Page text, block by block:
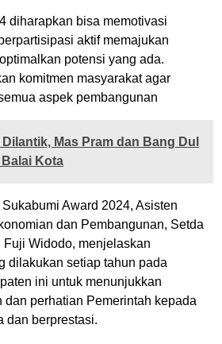
diharapkan bisa memotivasi
aktif memajukan
potensi yang ada.
komitmen masyarakat agar
aspek pembangunan
Dilantik, Mas Pram dan Bang Dul
Kota
Award 2024, Asisten
dan Pembangunan, Setda
Widodo, menjelaskan
dilakukan setiap tahun pada
ini untuk menunjukkan
dan perhatian Pemerintah kepada
dan berprestasi.